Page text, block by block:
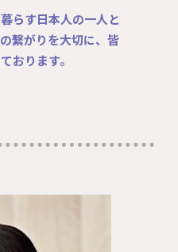
らす日本人の一人と
繋がりを大切に、皆
おります。